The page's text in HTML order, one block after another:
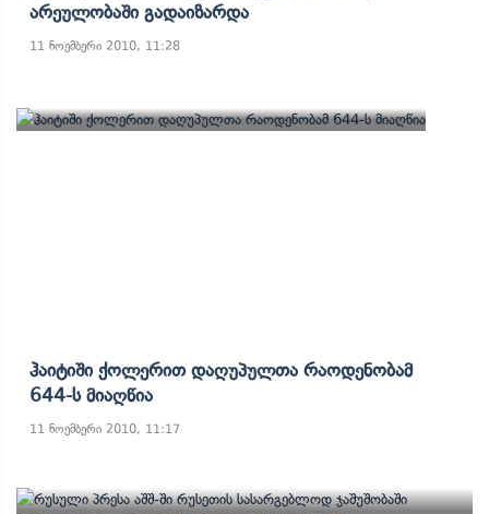
Არეულობაში Გადაიზარდა
11 ნოემბერი 2010, 11:28
Ჰაიტიში Ქოლერით Დაღუპულთა Რაოდენობამ
644-Ს Მიაღწია
11 ნოემბერი 2010, 11:17